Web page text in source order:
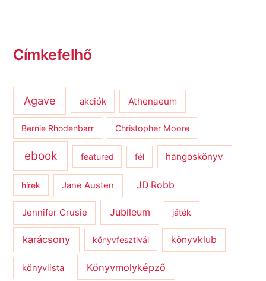
Címkefelhő
Agave akciók Athenaeum
Bernie Rhodenbarr Christopher Moore
ebook featured fél hangoskönyv
hírek Jane Austen JD Robb
Jennifer Crusie Jubileum játék
karácsony könyvfesztivál könyvklub
könyvlista Könyvmolyképző